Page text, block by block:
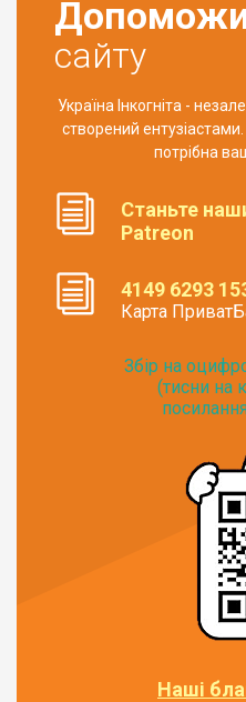
сайту
Україна Інкогніта -
створений
потрібна
Станьте
Patreon
4149 6293
Карта
Збір на
(тисни на
Наші